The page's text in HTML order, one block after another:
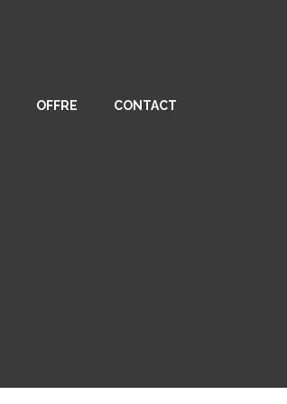
OFFRE CONTACT